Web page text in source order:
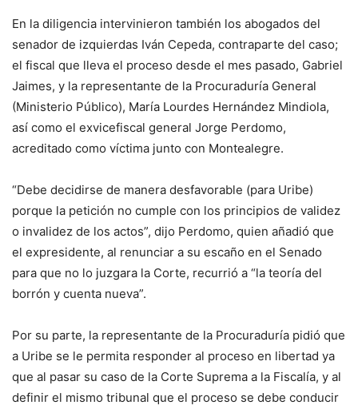
En la diligencia intervinieron también los abogados del
senador de izquierdas Iván Cepeda, contraparte del caso;
el fiscal que lleva el proceso desde el mes pasado, Gabriel
Jaimes, y la representante de la Procuraduría General
(Ministerio Público), María Lourdes Hernández Mindiola,
así como el exvicefiscal general Jorge Perdomo,
acreditado como víctima junto con Montealegre.
“Debe decidirse de manera desfavorable (para Uribe)
porque la petición no cumple con los principios de validez
o invalidez de los actos”, dijo Perdomo, quien añadió que
el expresidente, al renunciar a su escaño en el Senado
para que no lo juzgara la Corte, recurrió a “la teoría del
borrón y cuenta nueva”.
Por su parte, la representante de la Procuraduría pidió que
a Uribe se le permita responder al proceso en libertad ya
que al pasar su caso de la Corte Suprema a la Fiscalía, y al
definir el mismo tribunal que el proceso se debe conducir